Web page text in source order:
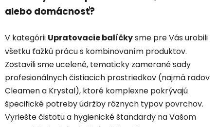
alebo domácnosť?
V kategórii Upratovacie balíčkysme pre Vás urobili
všetku ťažkú prácu s kombinovaním produktov.
Zostavili sme ucelené, tematicky zamerané sady
profesionálnych čistiacich prostriedkov (najmä radov
Cleamen a Krystal), ktoré komplexne pokrývajú
špecifické potreby údržby rôznych typov povrchov.
Vyriešte čistotu a hygienické štandardy na Vašom